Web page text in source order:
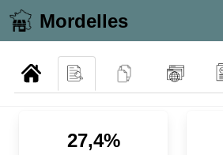
Mordelles
27,4%